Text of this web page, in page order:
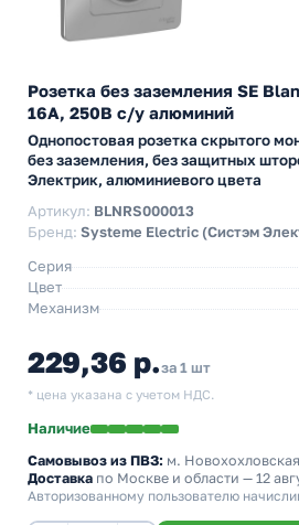
Розетка без заземления SE
16А, 250В с/у алюминий
Однопостовая розетка скрытого
без заземления, без защитных
Электрик, алюминиевого цвета
Артикул: BLNRS000013
Бренд: Systeme Electric (Систэм
Серия
Цвет
Механизм
229,36 р.за 1 шт
* цена указана с учетом НДС.
Наличие
Самовывоз из ПВЗ: м. Новохохловская
Доставка по Москве и области — 12
Авторизованному пользователю